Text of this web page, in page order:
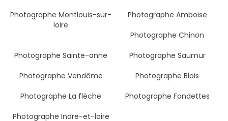
Photographe Montlouis-sur-
loire
Photographe Amboise
Photographe Chinon
Photographe Sainte-anne
Photographe Saumur
Photographe Vendôme
Photographe Blois
Photographe La flèche
Photographe Fondettes
Photographe Indre-et-loire